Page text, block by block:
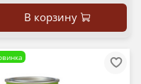
В корзину